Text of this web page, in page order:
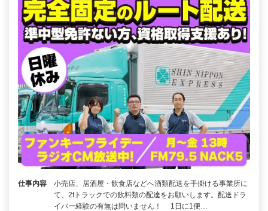
仕事内容
小売店、居酒屋・飲食店などへ酒類配送を手掛ける事業所に
て、2tトラックでの飲料類の配達をお願いします。配送ドラ
イバー経験の有無は問いません！ 1日に1便…